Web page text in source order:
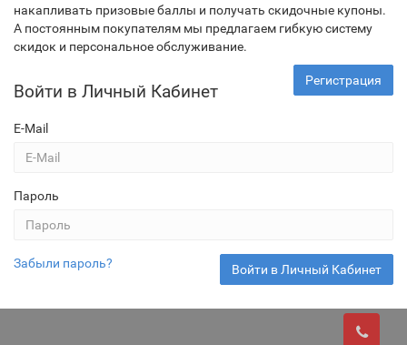
накапливать призовые баллы и получать скидочные купоны.
А постоянным покупателям мы предлагаем гибкую систему
скидок и персональное обслуживание.
Регистрация
Войти в Личный Кабинет
E-Mail
Пароль
Забыли пароль?